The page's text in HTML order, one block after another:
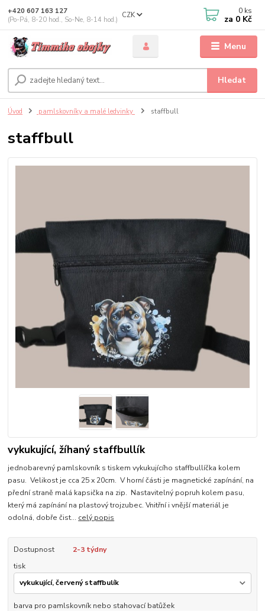
Menu
CZK
Hledat
+420 607 163 127
(Po-Pá, 8-20 hod., So-Ne, 8-14 hod.)
0 ks
za 0 Kč
Úvod pamlskovníky a malé ledvinky staffbull
staffbull
vykukující, žíhaný staffbullík
jednobarevný pamlskovník s tiskem vykukujícího staffbullíčka kolem
pasu. Velikost je cca 25 x 20cm. V horní části je magnetické zapínání, na
přední straně malá kapsička na zip. Nastavitelný popruh kolem pasu,
který má zapínání na plastový trojzubec. Vnitřní i vnější materiál je
odolná, dobře čist... celý popis
Dostupnost
2-3 týdny
tisk
barva pro pamlskovník nebo stahovací batůžek